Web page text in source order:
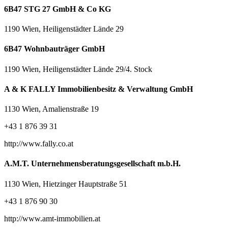
6B47 STG 27 GmbH & Co KG
1190 Wien, Heiligenstädter Lände 29
6B47 Wohnbauträger GmbH
1190 Wien, Heiligenstädter Lände 29/4. Stock
A & K FALLY Immobilienbesitz & Verwaltung GmbH
1130 Wien, Amalienstraße 19
+43 1 876 39 31
http://www.fally.co.at
A.M.T. Unternehmensberatungsgesellschaft m.b.H.
1130 Wien, Hietzinger Hauptstraße 51
+43 1 876 90 30
http://www.amt-immobilien.at